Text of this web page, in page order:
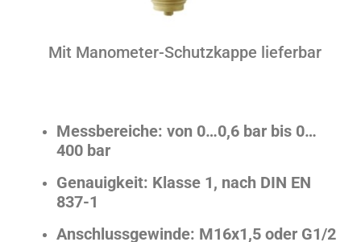
Mit Manometer-Schutzkappe lieferbar
Messbereiche: von 0…0,6 bar bis 0…
400 bar
Genauigkeit: Klasse 1, nach DIN EN
837-1
Anschlussgewinde: M16x1,5 oder G1/2